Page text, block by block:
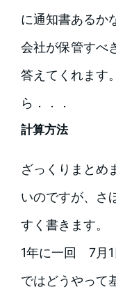
に通知書あるか
会社が保管すべ
答えてくれます
ら．．．
計算方法
ざっくりまとめ
いのですが、さ
すく書きます。
1年に一回 7月1
ではどうやって